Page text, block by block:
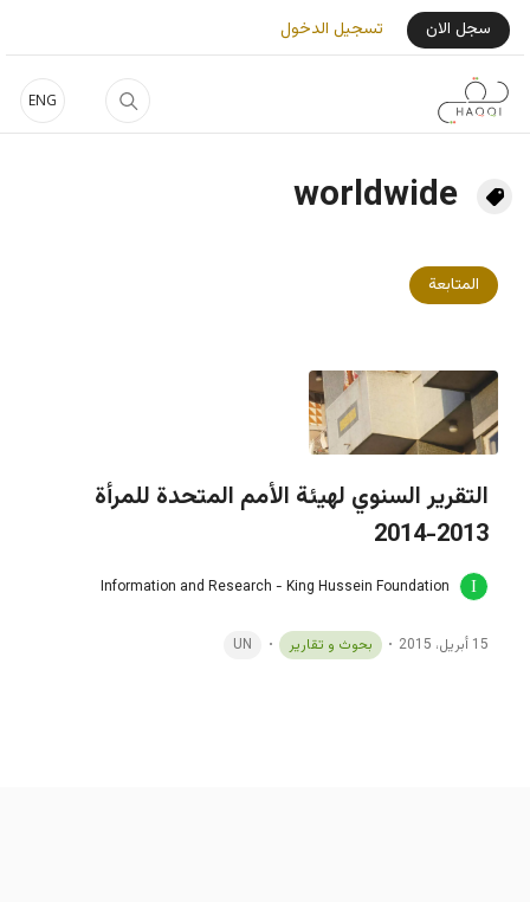
تجاوز إلى المحتوى الرئيسي
ENG
User Login Menu
سجل الان تسجيل الدخول
worldwide
المتابعة
التقرير السنوي لهيئة الأمم المتحدة للمرأة
2013-2014
Information and Research - King Hussein Foundation
15 أبريل، 2015 بحوث و تقارير UN